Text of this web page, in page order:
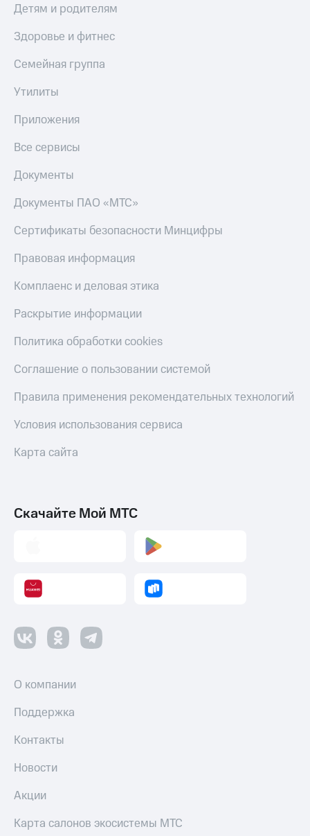
Детям и родителям
Здоровье и фитнес
Семейная группа
Утилиты
Приложения
Все сервисы
Документы
Документы ПАО «МТС»
Сертификаты безопасности Минцифры
Правовая информация
Комплаенс и деловая этика
Раскрытие информации
Политика обработки cookies
Соглашение о пользовании системой
Правила применения рекомендательных технологий
Условия использования сервиса
Карта сайта
Скачайте Мой МТС
О компании
Поддержка
Контакты
Новости
Акции
Карта салонов экосистемы МТС